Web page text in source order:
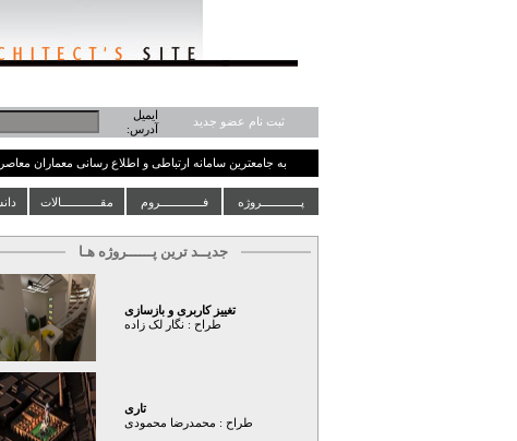
ثبت نام عضو جدید
ایمیل
آدرس:
به جامعترین سامانه ارتباطی و اطلاع رسانی معماران
پــــــــــــروژه فـــــــــــــروم مقــــــــــــالات
جدیــد ترین پــــــروژه هـا
تغییز کاربری و بازسازی
طراح : نگار لک زاده
تاری
طراح : محمدرضا محمودی